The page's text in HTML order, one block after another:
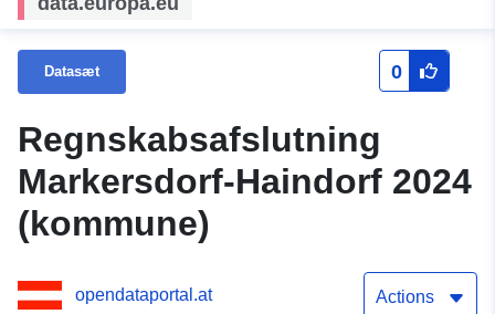
Datasæt 0
Regnskabsafslutning
Markersdorf-Haindorf 2024
(kommune)
opendataportal.at Actions